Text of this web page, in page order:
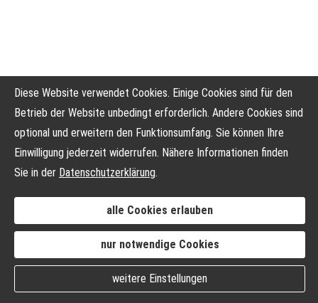
Diese Website verwendet Cookies. Einige Cookies sind für den
Betrieb der Website unbedingt erforderlich. Andere Cookies sind
optional und erweitern den Funktionsumfang. Sie können Ihre
Einwilligung jederzeit widerrufen. Nähere Informationen finden
Sie in der Datenschutzerklärung.
alle Cookies erlauben
nur notwendige Cookies
weitere Einstellungen